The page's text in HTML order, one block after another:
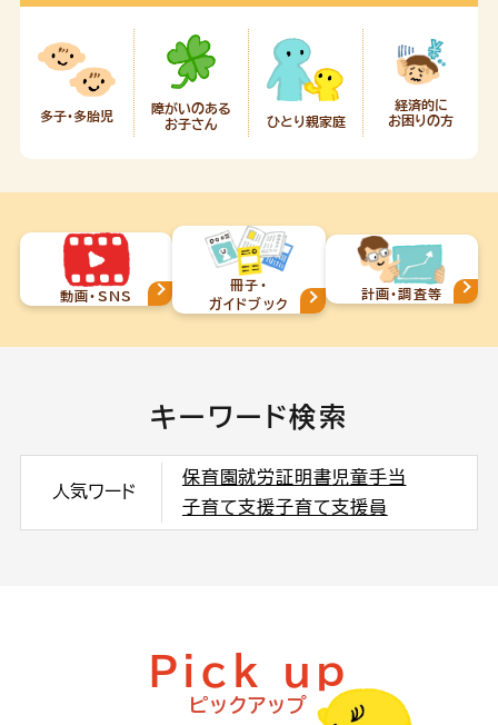
多子・多胎児
障がいのある
お子さん
ひとり親家庭
経済的に
お困りの方
動画・SNS
冊子・
ガイドブック
計画・調査等
キーワード検索
人気ワード
保育園就労証明書児童手当
子育て支援子育て支援員
Pick up
ピックアップ